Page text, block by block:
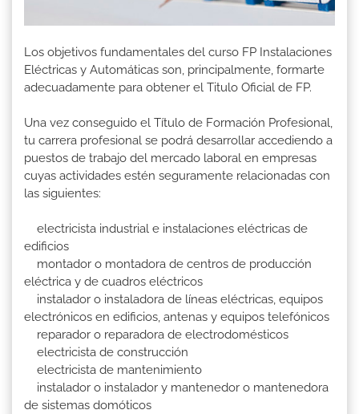
Los objetivos fundamentales del curso FP Instalaciones
Eléctricas y Automáticas son, principalmente, formarte
adecuadamente para obtener el Titulo Oficial de FP.
Una vez conseguido el Título de Formación Profesional,
tu carrera profesional se podrá desarrollar accediendo a
puestos de trabajo del mercado laboral en empresas
cuyas actividades estén seguramente relacionadas con
las siguientes:
electricista industrial e instalaciones eléctricas de
edificios
montador o montadora de centros de producción
eléctrica y de cuadros eléctricos
instalador o instaladora de líneas eléctricas, equipos
electrónicos en edificios, antenas y equipos telefónicos
reparador o reparadora de electrodomésticos
electricista de construcción
electricista de mantenimiento
instalador o instalador y mantenedor o mantenedora
de sistemas domóticos